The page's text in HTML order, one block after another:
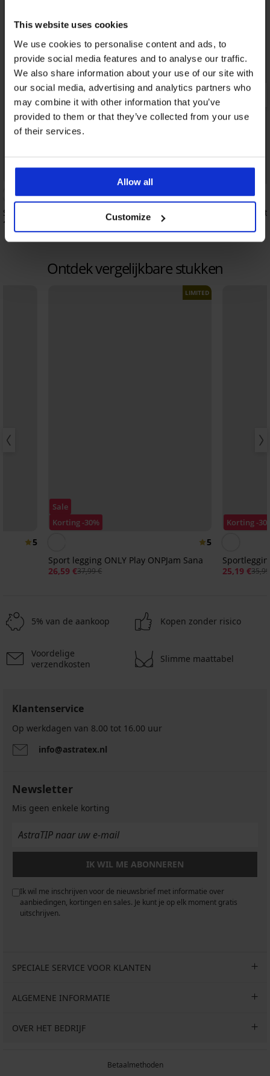
This website uses cookies
We use cookies to personalise content and ads, to
provide social media features and to analyse our traffic.
We also share information about your use of our site with
our social media, advertising and analytics partners who
may combine it with other information that you’ve
provided to them or that they’ve collected from your use
of their services.
Allow all
Customize
Sport short ONLY Play Jaia
19,99 €
Legging-short
Ontdek vergelijkbare stukken
5
Sale
Korting -30%
LIMITED
5
Sport legging ONLY Play ONPJam Sana
26,59 €37,99 €
Korting -
25,19 €
Sportbroek
Zari
22,50
€
Sportbroek
ONLY
PLAY
Ninna
23,09
€
Sportshort
ONLY
Play
ONPNoon
Life short
19,99
€
Sportshort
Sara
Sportlegging
ONLY
Play
ONPSavi
5% van de aankoop Kopen zonder risico
Voordelige
verzendkosten
Slimme maattabel
Klantenservice
Op werkdagen van 8.00 tot 16.00 uur
info@astratex.nl
Newsletter
Mis geen enkele korting
IK WIL ME ABONNEREN
Ik wil me inschrijven voor de nieuwsbrief met informatie over
aanbiedingen, kortingen en sales. Je kunt je op elk moment gratis
uitschrijven.
SPECIALE SERVICE VOOR KLANTEN
ALGEMENE INFORMATIE
OVER HET BEDRIJF
Betaalmethoden